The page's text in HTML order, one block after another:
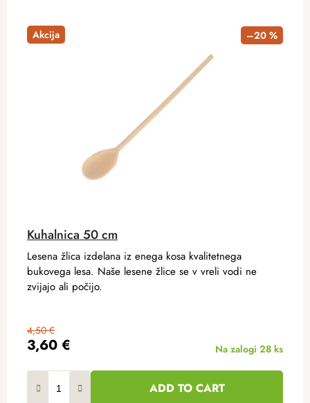
Akcija –20 %
Kuhalnica 50 cm
3,60 €
4,50 €
Na zalogi 28 ks
ADD TO CART
Lesena žlica izdelana iz enega kosa kvalitetnega
bukovega lesa. Naše lesene žlice se v vreli vodi ne
zvijajo ali počijo.